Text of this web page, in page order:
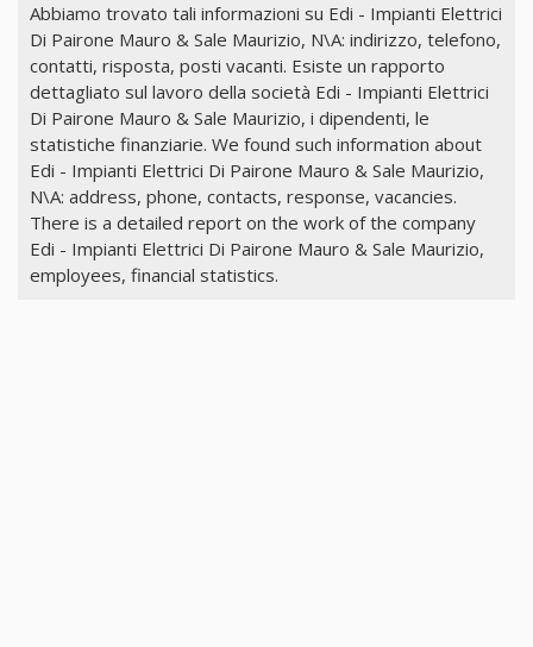
Abbiamo trovato tali informazioni su Edi - Impianti Elettrici
Di Pairone Mauro & Sale Maurizio, N\A: indirizzo, telefono,
contatti, risposta, posti vacanti. Esiste un rapporto
dettagliato sul lavoro della società Edi - Impianti Elettrici
Di Pairone Mauro & Sale Maurizio, i dipendenti, le
statistiche finanziarie. We found such information about
Edi - Impianti Elettrici Di Pairone Mauro & Sale Maurizio,
N\A: address, phone, contacts, response, vacancies.
There is a detailed report on the work of the company
Edi - Impianti Elettrici Di Pairone Mauro & Sale Maurizio,
employees, financial statistics.